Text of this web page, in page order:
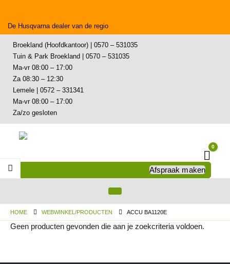
De Husqvarna dealer van de regio
Broekland (Hoofdkantoor) | 0570 – 531035
Tuin & Park Broekland | 0570 – 531035
Ma-vr 08:00 – 17:00
Za 08:30 – 12:30
Lemele | 0572 – 331341
Ma-vr 08:00 – 17:00
Za/zo gesloten
0
Afspraak maken
HOME WEBWINKEL/PRODUCTEN ACCU BA1120E
Geen producten gevonden die aan je zoekcriteria voldoen.